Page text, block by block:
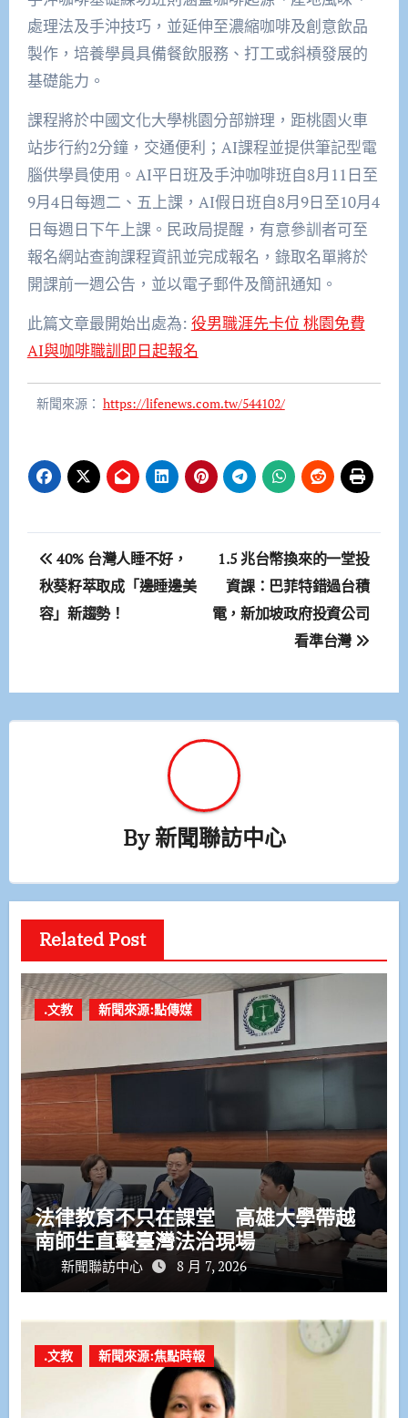
處理法及手沖技巧，並延伸至濃縮咖啡及創意飲品
製作，培養學員具備餐飲服務、打工或斜槓發展的
基礎能力。
課程將於中國文化大學桃園分部辦理，距桃園火車
站步行約2分鐘，交通便利；AI課程並提供筆記型電
腦供學員使用。AI平日班及手沖咖啡班自8月11日至
9月4日每週二、五上課，AI假日班自8月9日至10月4
日每週日下午上課。民政局提醒，有意參訓者可至
報名網站查詢課程資訊並完成報名，錄取名單將於
開課前一週公告，並以電子郵件及簡訊通知。
此篇文章最開始出處為: 役男職涯先卡位 桃園免費
AI與咖啡職訓即日起報名
新聞來源： https://lifenews.com.tw/544102/
文
章
導
40% 台灣人睡不好，
秋葵籽萃取成「邊睡邊美
容」新趨勢！
1.5 兆台幣換來的一堂投
資課：巴菲特錯過台積
電，新加坡政府投資公司
看準台灣
By新聞聯訪中心
Related Post
.文教 新聞來源:點傳媒
法律教育不只在課堂 高雄大學帶越
南師生直擊臺灣法治現場
新聞聯訪中心 8 月 7, 2026
.文教 新聞來源:焦點時報